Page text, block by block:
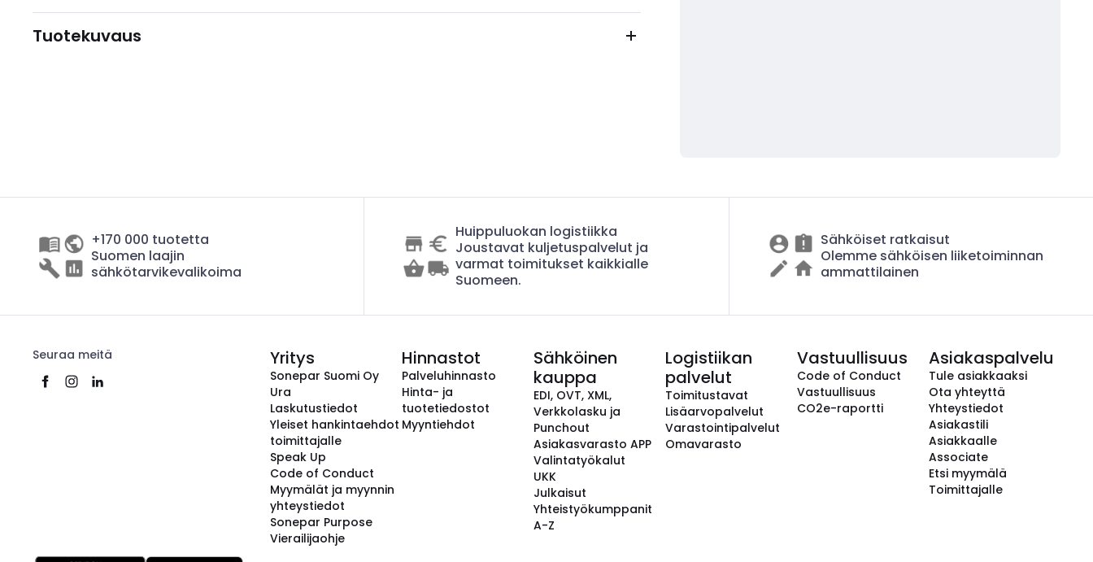
Tuotekuvaus
+170 000 tuotetta
Suomen laajin
sähkötarvikevalikoima
Huippuluokan logistiikka
Joustavat kuljetuspalvelut ja
varmat toimitukset kaikkialle
Suomeen.
Sähköiset ratkaisut
Olemme sähköisen liiketoiminnan
ammattilainen
Seuraa meitä Yritys
Sonepar Suomi Oy
Ura
Laskutustiedot
Yleiset hankintaehdot
toimittajalle
Speak Up
Code of Conduct
Myymälät ja myynnin
yhteystiedot
Sonepar Purpose
Vierailijaohje
Hinnastot
Palveluhinnasto
Hinta- ja
tuotetiedostot
Myyntiehdot
Sähköinen
kauppa
EDI, OVT, XML,
Verkkolasku ja
Punchout
Asiakasvarasto APP
Valintatyökalut
UKK
Julkaisut
Yhteistyökumppanit
A-Z
Logistiikan
palvelut
Toimitustavat
Lisäarvopalvelut
Varastointipalvelut
Omavarasto
Vastuullisuus
Code of Conduct
Vastuullisuus
CO2e-raportti
Asiakaspalvelu
Tule asiakkaaksi
Ota yhteyttä
Yhteystiedot
Asiakastili
Asiakkaalle
Associate
Etsi myymälä
Toimittajalle